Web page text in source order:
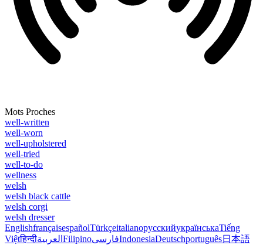
Mots Proches
well-written
well-worn
well-upholstered
well-tried
well-to-do
wellness
welsh
welsh black cattle
welsh corgi
welsh dresser
EnglishfrançaisespañolTürkçeitalianoрусскийукраїнськаTiếng
Việtहिन्दीالعربية FilipinoفارسیIndonesiaDeutschportuguês日本語